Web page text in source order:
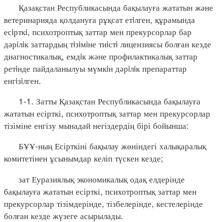
Қазақстан Республикасында бақылауға жататын және
ветеринарияда қолдануға рұқсат етiлген, құрамында
есiрткi, психотроптық заттар мен прекурсорлар бар
дәрiлiк заттардың тiзiмiне тиiстi лицензиясы болған кезде
диагностикалық, емдiк және профилактикалық заттар
ретiнде пайдаланылуы мүмкiн дәрiлiк препараттар
енгiзiлген.
1-1. Затты Қазақстан Республикасында бақылауға
жататын есірткі, психотроптық заттар мен прекурсорлар
тізіміне енгізу мынадай негіздердің бірі бойынша:
БҰҰ-ның Есірткіні бақылау жөніндегі халықаралық
комитетінен ұсынымдар келіп түскен кезде;
зат Еуразиялық экономикалық одақ елдерінде
бақылауға жататын есірткі, психотроптық заттар мен
прекурсорлар тізімдерінде, тізбелерінде, кестелерінде
болған кезде жүзеге асырылады.